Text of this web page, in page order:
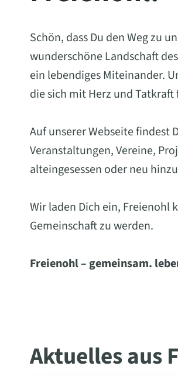
Schön, dass Du den Weg zu
wunderschöne Landschaft
ein lebendiges Miteinander.
die sich mit Herz und
Auf unserer Webseite findest
Veranstaltungen, Vereine,
alteingesessen oder neu
Wir laden Dich ein, Freienohl
Gemeinschaft zu werden.
Freienohl – gemeinsam.
Aktuelles aus